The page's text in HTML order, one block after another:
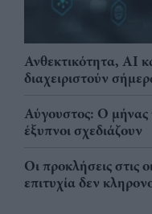
Ανθεκτικότητα, AI
διαχειριστούν
Αύγουστος: Ο μήνας
έξυπνοι σχεδιάζουν
Οι προκλήσεις στις
επιτυχία δεν